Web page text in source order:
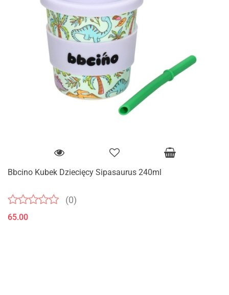
Bbcino Kubek Dziecięcy Sipasaurus 240ml
(0)
65.00